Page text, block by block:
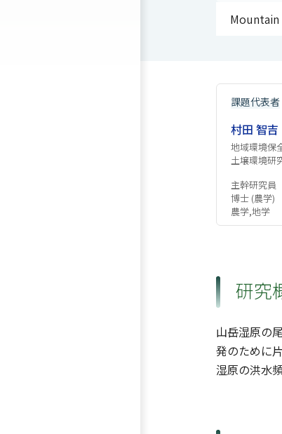
課題代表者
村田 智吉
地域環境保
土壌環境研
主幹研究員
博士 (農学)
農学,地学
研究
山岳湿原の
発のために
湿原の洪水